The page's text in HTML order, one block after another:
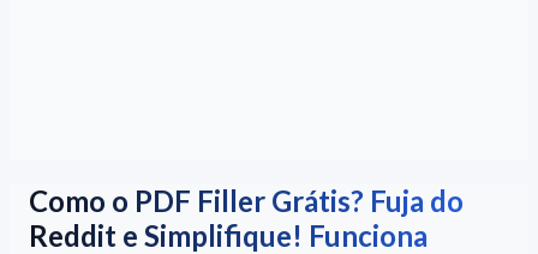
Como o PDF Filler Grátis? Fuja do
Reddit e Simplifique! Funciona